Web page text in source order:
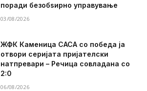
поради безобѕирно управување
03/08/2026
ЖФК Каменица САСА со победа ја
отвори серијата пријателски
натпревари – Речица совладана со
2:0
06/08/2026